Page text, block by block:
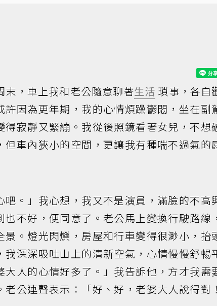
末，車上我和老公隨意聊著生活 瑣事，各自
因為更年期，我的心情煩躁鬱悶，坐在副
寂靜又緊繃。我從後照鏡看著女兒，不想
車內狹小的空間，更讓我有種喘不過氣的
。」我心想，我又不是演員，滿臉的不高
不好，便同意了。老公馬上變換行駛路線，
。燈光閃爍，房屋和行車變得很渺小，抬
深深吸吐山上的清新空氣，心情慢慢舒暢
人的心情好多了。」我告訴他，方才我需
公連聲表示：「好、好，老婆大人說得對！